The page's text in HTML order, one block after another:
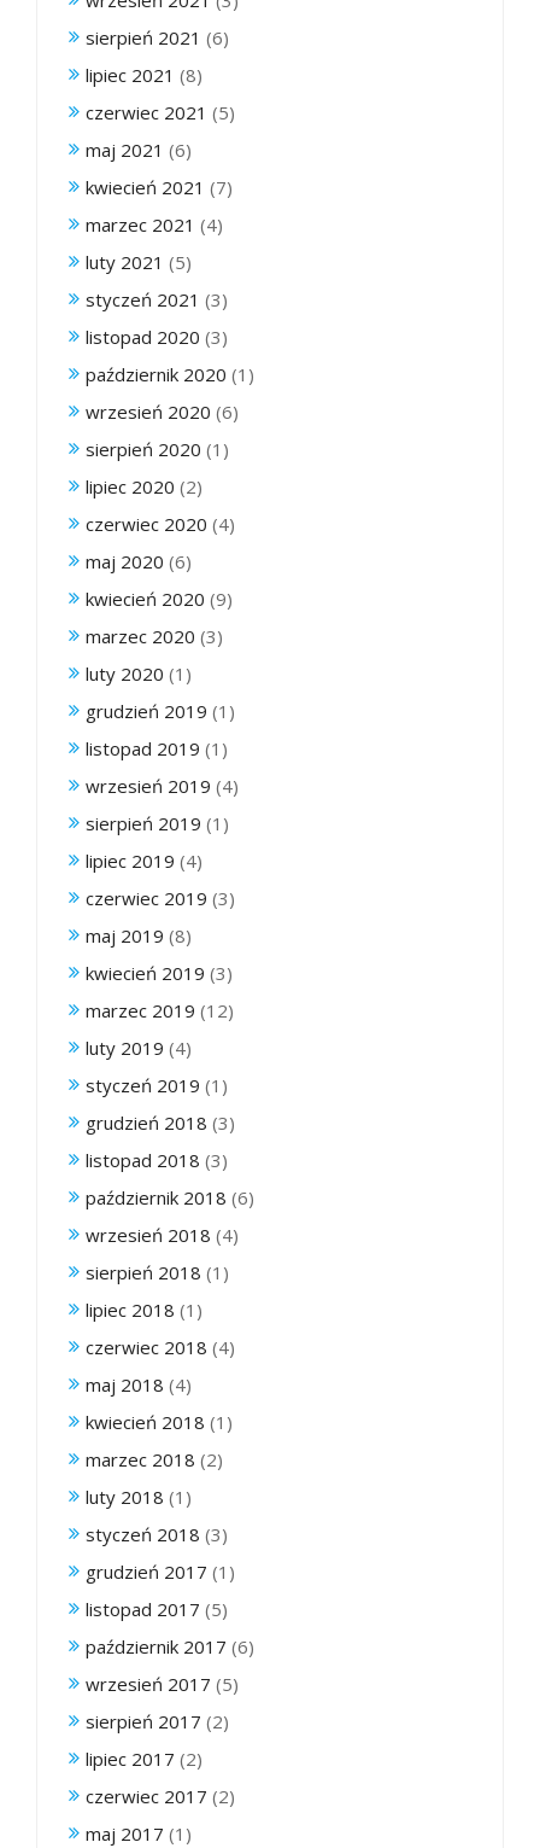
sierpień 2021 (6)
lipiec 2021 (8)
czerwiec 2021 (5)
maj 2021 (6)
kwiecień 2021 (7)
marzec 2021 (4)
luty 2021 (5)
styczeń 2021 (3)
listopad 2020 (3)
październik 2020 (1)
wrzesień 2020 (6)
sierpień 2020 (1)
lipiec 2020 (2)
czerwiec 2020 (4)
maj 2020 (6)
kwiecień 2020 (9)
marzec 2020 (3)
luty 2020 (1)
grudzień 2019 (1)
listopad 2019 (1)
wrzesień 2019 (4)
sierpień 2019 (1)
lipiec 2019 (4)
czerwiec 2019 (3)
maj 2019 (8)
kwiecień 2019 (3)
marzec 2019 (12)
luty 2019 (4)
styczeń 2019 (1)
grudzień 2018 (3)
listopad 2018 (3)
październik 2018 (6)
wrzesień 2018 (4)
sierpień 2018 (1)
lipiec 2018 (1)
czerwiec 2018 (4)
maj 2018 (4)
kwiecień 2018 (1)
marzec 2018 (2)
luty 2018 (1)
styczeń 2018 (3)
grudzień 2017 (1)
listopad 2017 (5)
październik 2017 (6)
wrzesień 2017 (5)
sierpień 2017 (2)
lipiec 2017 (2)
czerwiec 2017 (2)
maj 2017 (1)